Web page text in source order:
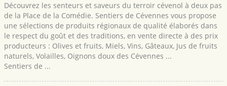
Découvrez les senteurs et saveurs du terroir cévenol à deux pas
de la Place de la Comédie. Sentiers de Cévennes vous propose
une sélections de produits régionaux de qualité élaborés dans
le respect du goût et des traditions, en vente directe à des prix
producteurs : Olives et fruits, Miels, Vins, Gâteaux, Jus de fruits
naturels, Volailles, Oignons doux des Cévennes ...
Sentiers de ...